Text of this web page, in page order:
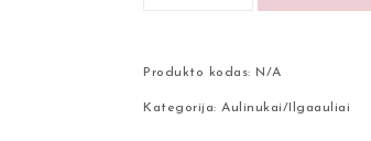
Produkto kodas: N/A
Kategorija:Aulinukai/Ilgaauliai